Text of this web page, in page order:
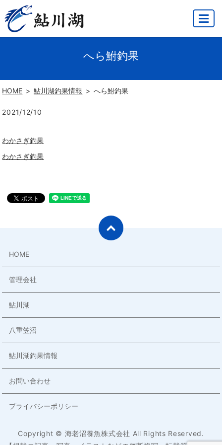
MENU
へら鮒釣果
HOME 鮎川湖釣果情報 へら鮒釣果
2021/12/10
わかさぎ釣果
わかさぎ釣果
HOME
管理会社
鮎川湖
八重笠沼
鮎川湖釣果情報
お問い合わせ
プライバシーポリシー
Copyright © 海老沼養魚株式会社 All Rights Reserved.